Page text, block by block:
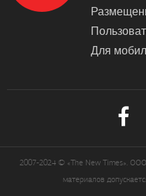
Для
2007-2024 © «The New Times».
материалов